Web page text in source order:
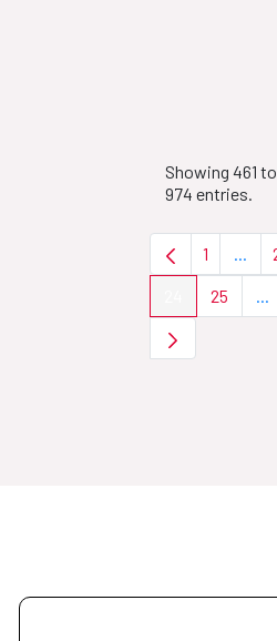
Showing 461
974 entries.
Page
1 ...
Page Page
25 ...